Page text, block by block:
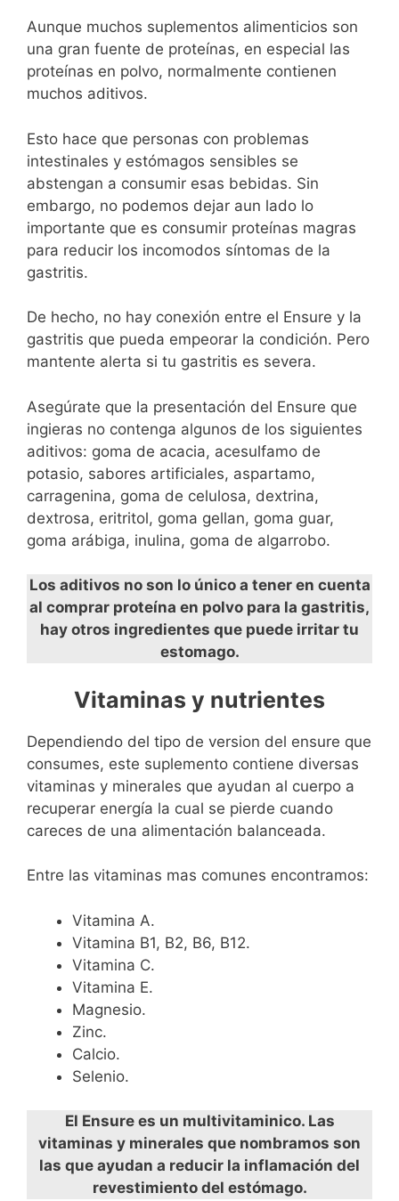
Aunque muchos suplementos alimenticios son
una gran fuente de proteínas, en especial las
proteínas en polvo, normalmente contienen
muchos aditivos.
Esto hace que personas con problemas
intestinales y estómagos sensibles se
abstengan a consumir esas bebidas. Sin
embargo, no podemos dejar aun lado lo
importante que es consumir proteínas magras
para reducir los incomodos síntomas de la
gastritis.
De hecho, no hay conexión entre el Ensure y la
gastritis que pueda empeorar la condición. Pero
mantente alerta si tu gastritis es severa.
Asegúrate que la presentación del Ensure que
ingieras no contenga algunos de los siguientes
aditivos: goma de acacia, acesulfamo de
potasio, sabores artificiales, aspartamo,
carragenina, goma de celulosa, dextrina,
dextrosa, eritritol, goma gellan, goma guar,
goma arábiga, inulina, goma de algarrobo.
Los aditivos no son lo único a tener en cuenta
al comprar proteína en polvo para la gastritis,
hay otros ingredientes que puede irritar tu
estomago.
Vitaminas y nutrientes
Dependiendo del tipo de version del ensure que
consumes, este suplemento contiene diversas
vitaminas y minerales que ayudan al cuerpo a
recuperar energía la cual se pierde cuando
careces de una alimentación balanceada.
Entre las vitaminas mas comunes encontramos:
Vitamina A.
Vitamina B1, B2, B6, B12.
Vitamina C.
Vitamina E.
Magnesio.
Zinc.
Calcio.
Selenio.
El Ensure es un multivitaminico. Las
vitaminas y minerales que nombramos son
las que ayudan a reducir la inflamación del
revestimiento del estómago.